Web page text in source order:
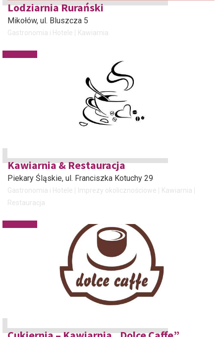
Lodziarnia Rurański
Mikołów, ul. Bluszcza 5
Gastronomia i Hotele Kawiarnia
Kawiarnia & Restauracja
Piekary Śląskie, ul. Franciszka Kotuchy 29
Gastronomia i Hotele Imprezy okolicznościowe
Kawiarnia
Restauracja